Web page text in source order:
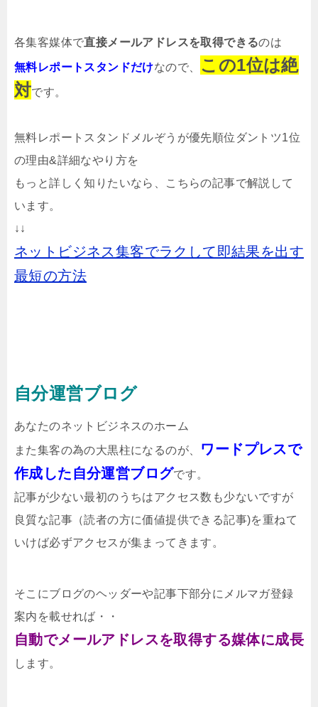
各集客媒体で直接メールアドレスを取得できるのは
無料レポートスタンドだけなので、 この1位は絶
対です。
無料レポートスタンドメルぞうが優先順位ダントツ1位
の理由&詳細なやり方を
もっと詳しく知りたいなら、こちらの記事で解説して
います。
↓↓
ネットビジネス集客でラクして即結果を出す
最短の方法
自分運営ブログ
あなたのネットビジネスのホーム
また集客の為の大黒柱になるのが、 ワードプレスで
作成した自分運営ブログです。
記事が少ない最初のうちはアクセス数も少ないですが
良質な記事（読者の方に価値提供できる記事)を重ねて
いけば必ずアクセスが集まってきます。
そこにブログのヘッダーや記事下部分にメルマガ登録
案内を載せれば・・
自動でメールアドレスを取得する媒体に成長
します。